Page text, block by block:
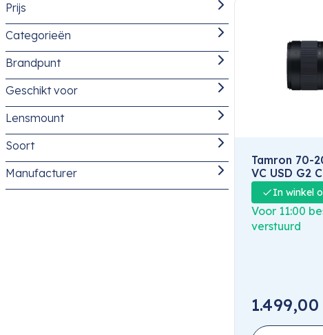
Tamron
Prijs
Categorieën
Tamron 70-200mm SP Di VC USD G2
(1)
Tamron Objectieven
Zoom(1)
Brandpunt
t/m 200 mm
Geschikt voor
Canon(1)
Lensmount
Canon EF
Soort
Objectief(1)
Manufacturer
Tamron 70-
VC USD G2
In winkel
Voor 11:00
verstuurd
1.499,00